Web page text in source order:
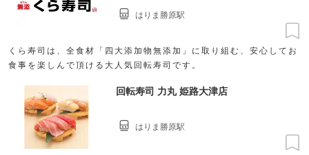
くら寿司は、全食材「四大添加物無添加」に取り組む、安心してお
食事を楽しんで頂ける大人気回転寿司です。
はりま勝原駅
回転寿司 力丸 姫路大津店
はりま勝原駅